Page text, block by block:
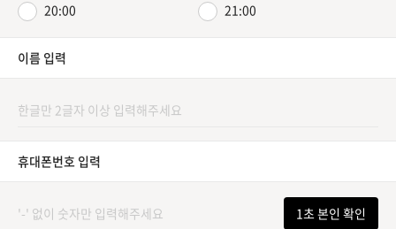
20:00
21:00
이름 입력
휴대폰번호 입력
1초 본인 확인